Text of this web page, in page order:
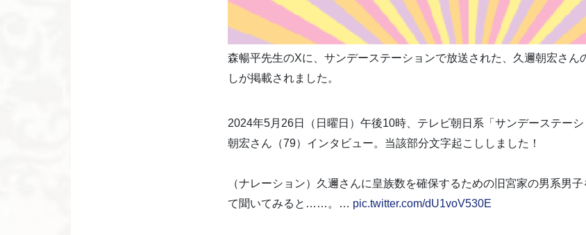
森暢平先生のXに、サンデーステーションで放送された、久邇朝宏さん
しが掲載されました。
2024年5月26日（日曜日）午後10時、テレビ朝日系「サンデーステー
朝宏さん（79）インタビュー。当該部分文字起こししました！
（ナレーション）久邇さんに皇族数を確保するための旧宮家の男系男
て聞いてみると……。… pic.twitter.com/dU1voV530E